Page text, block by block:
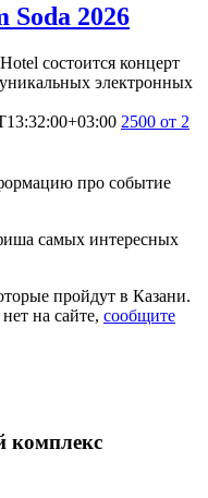
Soda 2026
состоится концерт
электронных
2500 от 2
про событие
самых интересных
пройдут в Казани.
на сайте, сообщите
комплекс